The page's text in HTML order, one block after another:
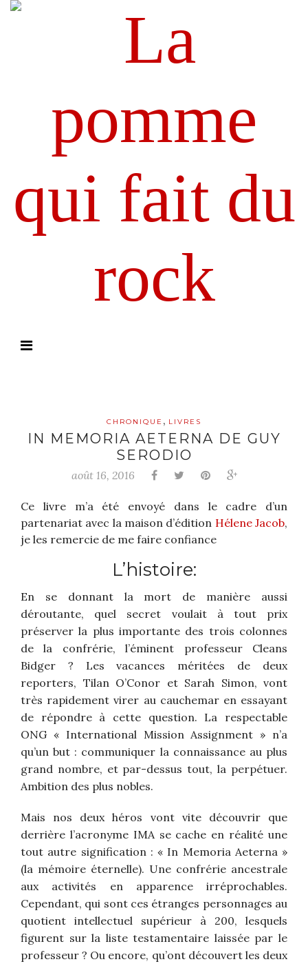
CHRONIQUE , LIVRES
IN MEMORIA AETERNA DE GUY
SERODIO
août 16, 2016
Ce livre m’a été envoyé dans le cadre d’un
partenariat avec la maison d’édition Hélene Jacob,
je les remercie de me faire confiance
L’histoire:
En se donnant la mort de manière aussi
déroutante, quel secret voulait à tout prix
préserver la plus importante des trois colonnes
de la confrérie, l’éminent professeur Cleans
Bidger ? Les vacances méritées de deux
reporters, Tilan O’Conor et Sarah Simon, vont
très rapidement virer au cauchemar en essayant
de répondre à cette question. La respectable
ONG « International Mission Assignment » n’a
qu’un but : communiquer la connaissance au plus
grand nombre, et par-dessus tout, la perpétuer.
Ambition des plus nobles.
Mais nos deux héros vont vite découvrir que
derrière l’acronyme IMA se cache en réalité une
tout autre signification : « In Memoria Aeterna »
(la mémoire éternelle). Une confrérie ancestrale
aux activités en apparence irréprochables.
Cependant, qui sont ces étranges personnages au
quotient intellectuel supérieur à 200, lesquels
figurent sur la liste testamentaire laissée par le
professeur ? Ou encore, qu’ont découvert les deux